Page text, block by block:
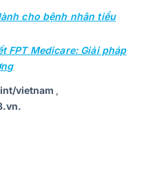
cho bệnh nhân tiểu
FPT Medicare: Giải pháp
vietnam ,